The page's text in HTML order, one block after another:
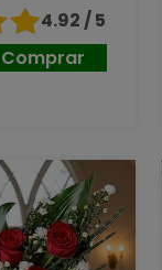
4.92 / 5
Comprar